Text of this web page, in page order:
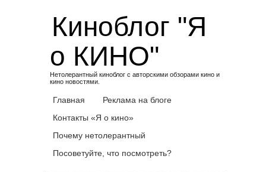
Киноблог "Я
о КИНО"
Нетолерантный киноблог с авторскими обзорами кино и
кино новостями.
Главная
Реклама на блоге
Контакты «Я о кино»
Почему нетолерантный
Посоветуйте, что посмотреть?